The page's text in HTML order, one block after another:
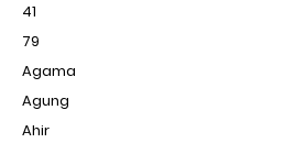
41
79
Agama
Agung
Ahir